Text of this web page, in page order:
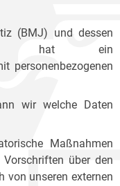
(BMJ) und dessen
hat ein
personenbezogenen
wir welche Daten
Maßnahmen
über den
von unseren externen